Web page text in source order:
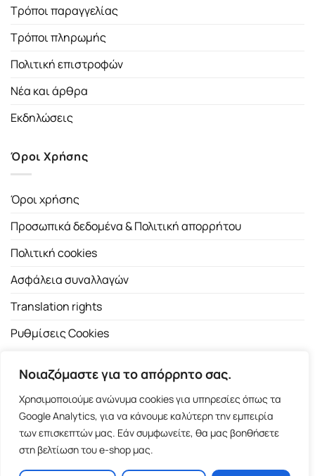
Νοιαζόμαστε για το απόρρητο σας.
Χρησιμοποιούμε ανώνυμα cookies για υπηρεσίες όπως τα
Google Analytics, για να κάνουμε καλύτερη την εμπειρία
των επισκεπτών μας. Εάν συμφωνείτε, θα μας βοηθήσετε
στη βελτίωση του e-shop μας.
Τρόποι παραγγελίας
Τρόποι πληρωμής
Πολιτική επιστροφών
Νέα και άρθρα
Εκδηλώσεις
Όροι Χρήσης
Όροι χρήσης
Προσωπικά δεδομένα & Πολιτική απορρήτου
Πολιτική cookies
Ασφάλεια συναλλαγών
Translation rights
Ρυθμίσεις Cookies
Copyright 2026 ©Εκδοτικός Οίκος Α.Α. Λιβάνη| All rights
reserved.
Σόλωνος 98, 10680 Αθήνα | Τ:2103661200- F: 2103617791